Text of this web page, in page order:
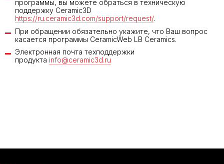
программы, вы можете обраться в техническую
поддержку Ceramic3D
https://ru.ceramic3d.com/support/request/.
При обращении обязательно укажите, что Ваш вопрос
касается программы CeramicWeb LB Ceramics.
Электронная почта техподдержки
продукта info@ceramic3d.ru